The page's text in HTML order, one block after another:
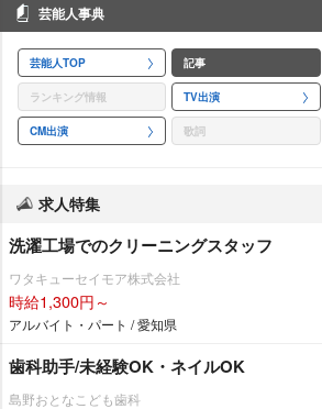
芸能人事典
芸能人TOP 記事
ランキング情報 TV出演
CM出演 歌詞
求人特集
洗濯工場でのクリーニングスタッフ
ワタキューセイモア株式会社
時給1,300円～
アルバイト・パート / 愛知県
歯科助手/未経験OK・ネイルOK
島野おとなこども歯科